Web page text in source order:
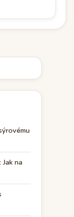
Jak na